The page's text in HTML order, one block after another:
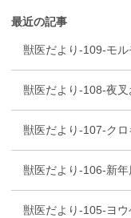
最近の記事
獣医だより-109-モ
獣医だより-108-夜
獣医だより-107-ク
獣医だより-106-新年
獣医だより-105-ヨウ